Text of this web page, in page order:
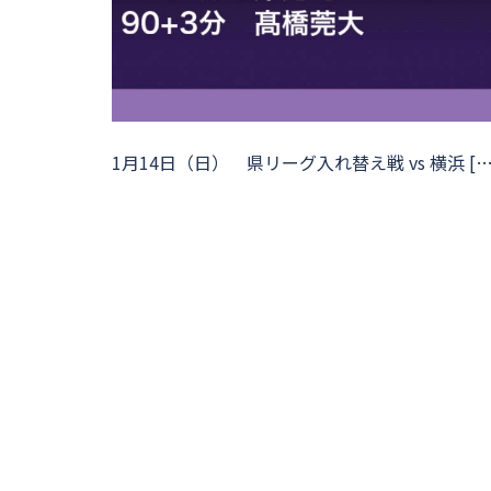
1月14日（日） 県リーグ入れ替え戦 vs 横浜